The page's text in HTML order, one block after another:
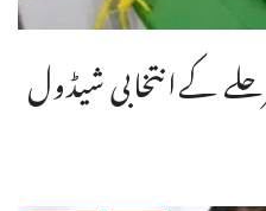
کےانتخابی شیڈول